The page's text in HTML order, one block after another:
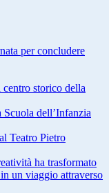
per concludere
storico della
Scuola dell’Infanzia
Teatro Pietro
ha trasformato
un viaggio attraverso